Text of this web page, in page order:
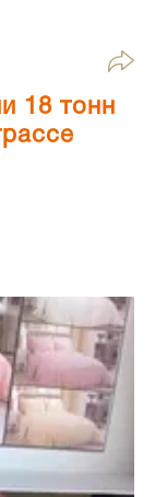
18 тонн